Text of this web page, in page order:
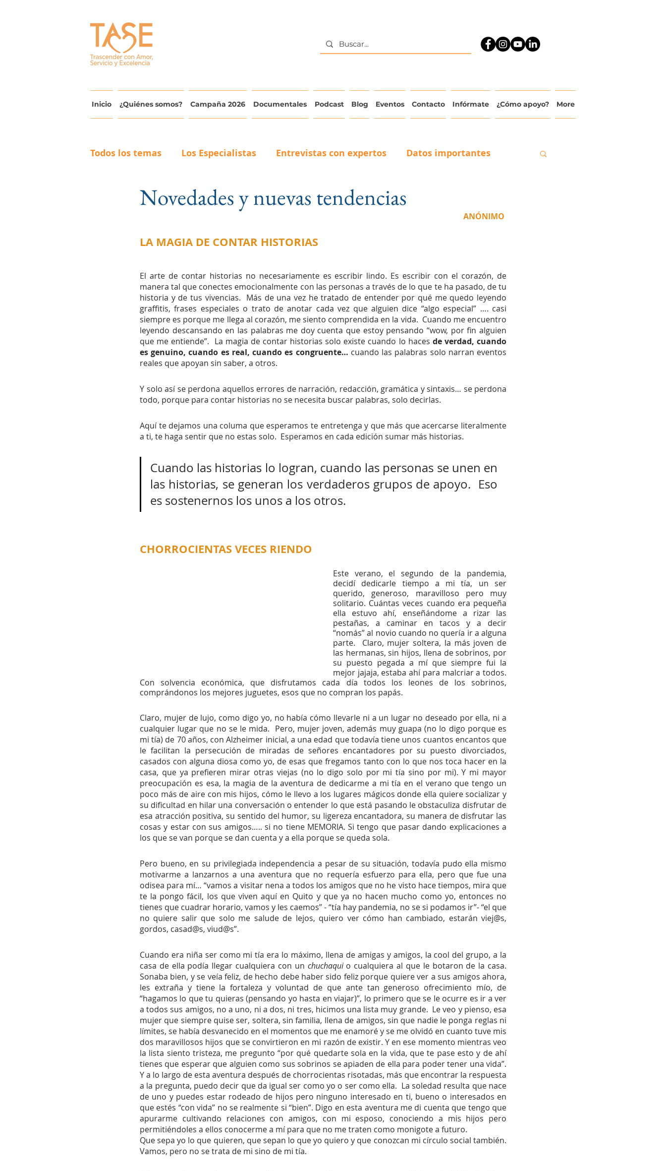
Inicio ¿Quiénes somos? Campaña 2026 Documentales Podcast Blog Eventos Contacto Infórmate ¿Cómo apoyo? More
Todos los temas Los Especialistas Entrevistas con expertos Datos importantes
Actualidad y Avances La voz del adulto mayor Testimonios de Cuidado
Novedades y nuevas tendencias
ANÓNIMO
LA MAGIA DE CONTAR HISTORIAS
El arte de contar historias no necesariamente es escribir lindo. Es escribir con el corazón, de
manera tal que conectes emocionalmente con las personas a través de lo que te ha pasado, de tu
historia y de tus vivencias.  Más de una vez he tratado de entender por qué me quedo leyendo
graffitis, frases especiales o trato de anotar cada vez que alguien dice “algo especial” …. casi
siempre es porque me llega al corazón, me siento comprendida en la vida.  Cuando me encuentro
leyendo descansando en las palabras me doy cuenta que estoy pensando “wow, por fin alguien
que me entiende”.  La magia de contar historias solo existe cuando lo haces de verdad, cuando
es genuino, cuando es real, cuando es congruente… cuando las palabras solo narran eventos
reales que apoyan sin saber, a otros.
Y solo así se perdona aquellos errores de narración, redacción, gramática y sintaxis… se perdona
todo, porque para contar historias no se necesita buscar palabras, solo decirlas.
Aquí te dejamos una columa que esperamos te entretenga y que más que acercarse literalmente
a ti, te haga sentir que no estas solo.  Esperamos en cada edición sumar más historias.
Cuando las historias lo logran, cuando las personas se unen en
las historias, se generan los verdaderos grupos de apoyo.  Eso
es sostenernos los unos a los otros.
CHORROCIENTAS VECES RIENDO
Este verano, el segundo de la pandemia,
decidí dedicarle tiempo a mi tía, un ser
querido, generoso, maravilloso pero muy
solitario. Cuántas veces cuando era pequeña
ella estuvo ahí, enseñándome a rizar las
pestañas, a caminar en tacos y a decir
“nomás” al novio cuando no quería ir a alguna
parte.  Claro, mujer soltera, la más joven de
las hermanas, sin hijos, llena de sobrinos, por
su puesto pegada a mí que siempre fui la
mejor jajaja, estaba ahí para malcriar a todos.
Con solvencia económica, que disfrutamos cada día todos los leones de los sobrinos,
comprándonos los mejores juguetes, esos que no compran los papás.
Claro, mujer de lujo, como digo yo, no había cómo llevarle ni a un lugar no deseado por ella, ni a
cualquier lugar que no se le mida.  Pero, mujer joven, además muy guapa (no lo digo porque es
mi tía) de 70 años, con Alzheimer inicial, a una edad que todavía tiene unos cuantos encantos que
le facilitan la persecución de miradas de señores encantadores por su puesto divorciados,
casados con alguna diosa como yo, de esas que fregamos tanto con lo que nos toca hacer en la
casa, que ya prefieren mirar otras viejas (no lo digo solo por mi tía sino por mi). Y mi mayor
preocupación es esa, la magia de la aventura de dedicarme a mi tía en el verano que tengo un
poco más de aire con mis hijos, cómo le llevo a los lugares mágicos donde ella quiere socializar y
su dificultad en hilar una conversación o entender lo que está pasando le obstaculiza disfrutar de
esa atracción positiva, su sentido del humor, su ligereza encantadora, su manera de disfrutar las
cosas y estar con sus amigos….. si no tiene MEMORIA. Si tengo que pasar dando explicaciones a
los que se van porque se dan cuenta y a ella porque se queda sola.
Pero bueno, en su privilegiada independencia a pesar de su situación, todavía pudo ella mismo
motivarme a lanzarnos a una aventura que no requería esfuerzo para ella, pero que fue una
odisea para mí… “vamos a visitar nena a todos los amigos que no he visto hace tiempos, mira que
te la pongo fácil, los que viven aquí en Quito y que ya no hacen mucho como yo, entonces no
tienes que cuadrar horario, vamos y les caemos” - “tía hay pandemia, no se si podamos ir”- “el que
no quiere salir que solo me salude de lejos, quiero ver cómo han cambiado, estarán viej@s,
gordos, casad@s, viud@s”.
Cuando era niña ser como mi tía era lo máximo, llena de amigas y amigos, la cool del grupo, a la
casa de ella podía llegar cualquiera con un chuchaqui o cualquiera al que le botaron de la casa.
Sonaba bien, y se veía feliz, de hecho debe haber sido feliz porque quiere ver a sus amigos ahora,
les extraña y tiene la fortaleza y voluntad de que ante tan generoso ofrecimiento mío, de
“hagamos lo que tu quieras (pensando yo hasta en viajar)”, lo primero que se le ocurre es ir a ver
a todos sus amigos, no a uno, ni a dos, ni tres, hicimos una lista muy grande.  Le veo y pienso, esa
mujer que siempre quise ser, soltera, sin familia, llena de amigos, sin que nadie le ponga reglas ni
límites, se había desvanecido en el momentos que me enamoré y se me olvidó en cuanto tuve mis
dos maravillosos hijos que se convirtieron en mi razón de existir. Y en ese momento mientras veo
la lista siento tristeza, me pregunto “por qué quedarte sola en la vida, que te pase esto y de ahí
tienes que esperar que alguien como sus sobrinos se apiaden de ella para poder tener una vida”.
Y a lo largo de esta aventura después de chorrocientas risotadas, más que encontrar la respuesta
a la pregunta, puedo decir que da igual ser como yo o ser como ella.  La soledad resulta que nace
de uno y puedes estar rodeado de hijos pero ninguno interesado en ti, bueno o interesados en
que estés “con vida” no se realmente si “bien”. Digo en esta aventura me di cuenta que tengo que
apurarme cultivando relaciones con amigos, con mi esposo, conociendo a mis hijos pero
permitiéndoles a ellos conocerme a mí para que no me traten como monigote a futuro.
Que sepa yo lo que quieren, que sepan lo que yo quiero y que conozcan mi círculo social también.
Vamos, pero no se trata de mi sino de mi tía.